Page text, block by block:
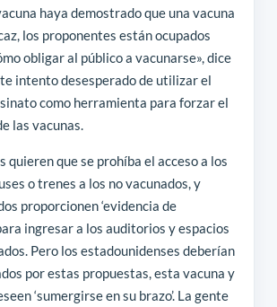
haya demostrado que una vacuna
los proponentes están ocupados
obligar al público a vacunarse», dice
intento desesperado de utilizar el
como herramienta para forzar el
las vacunas.
quieren que se prohíba el acceso a los
o trenes a los no vacunados, y
proporcionen ‘evidencia de
ingresar a los auditorios y espacios
Pero los estadounidenses deberían
por estas propuestas, esta vacuna y
‘sumergirse en su brazo’. La gente